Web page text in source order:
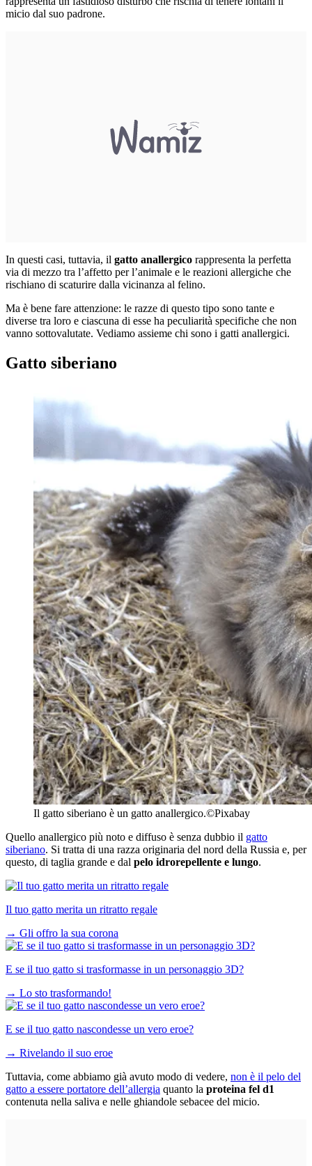
micio dal suo padrone.
In questi casi, tuttavia, il gatto anallergico rappresenta la perfetta
via di mezzo tra l’affetto per l’animale e le reazioni allergiche che
rischiano di scaturire dalla vicinanza al felino.
Ma è bene fare attenzione: le razze di questo tipo sono tante e
diverse tra loro e ciascuna di esse ha peculiarità specifiche che non
vanno sottovalutate. Vediamo assieme chi sono i gatti anallergici.
Gatto siberiano
Il gatto siberiano è un gatto anallergico.©Pixabay
Quello anallergico più noto e diffuso è senza dubbio il gatto
siberiano. Si tratta di una razza originaria del nord della Russia e, per
questo, di taglia grande e dal pelo idrorepellente e lungo.
Il tuo gatto merita un ritratto regale
→ Gli offro la sua corona
E se il tuo gatto si trasformasse in un personaggio 3D?
→ Lo sto trasformando!
E se il tuo gatto nascondesse un vero eroe?
→ Rivelando il suo eroe
Tuttavia, come abbiamo già avuto modo di vedere, non è il pelo del
gatto a essere portatore dell’allergia quanto la proteina fel d1
contenuta nella saliva e nelle ghiandole sebacee del micio.